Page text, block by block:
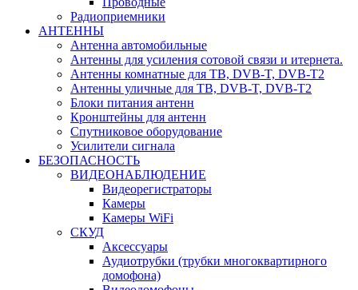
Радиоприемники
АНТЕННЫ
Антенна автомобильные
Антенны для усиления сотовой связи и итернета.
Антенны комнатные для ТВ, DVB-T, DVB-T2
Антенны уличные для ТВ, DVB-T, DVB-T2
Блоки питания антенн
Кронштейны для антенн
Спутниковое оборудование
Усилители сигнала
БЕЗОПАСНОСТЬ
ВИДЕОНАБЛЮДЕНИЕ
Видеорегистраторы
Камеры
Камеры WiFi
СКУД
Аксессуары
Аудиотрубки (трубки многоквартирного
домофона)